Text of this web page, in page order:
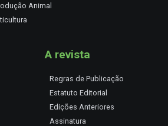
Animal
A revista
Regras de Publicação
Estatuto Editorial
Edições Anteriores
Assinatura